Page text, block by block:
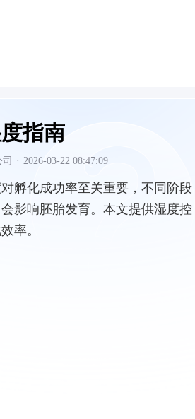
指南
· 2026-03-22 08:47:09
孵化成功率至关重要，不同阶段
影响胚胎发育。本文提供湿度控
率。